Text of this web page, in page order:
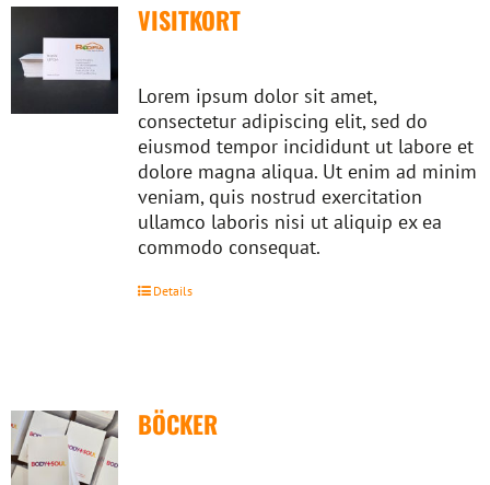
VISITKORT
Lorem ipsum dolor sit amet,
consectetur adipiscing elit, sed do
eiusmod tempor incididunt ut labore et
dolore magna aliqua. Ut enim ad minim
veniam, quis nostrud exercitation
ullamco laboris nisi ut aliquip ex ea
commodo consequat.
Details
BÖCKER